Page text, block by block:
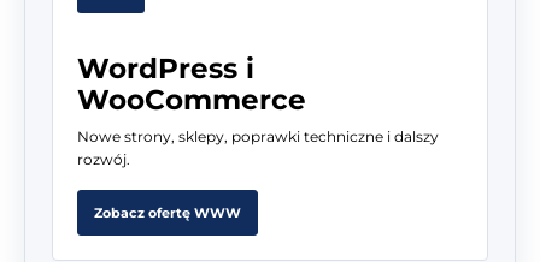
WordPress i
WooCommerce
Nowe strony, sklepy, poprawki techniczne i dalszy
rozwój.
Zobacz ofertę WWW